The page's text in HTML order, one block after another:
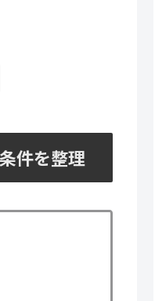
件を整理